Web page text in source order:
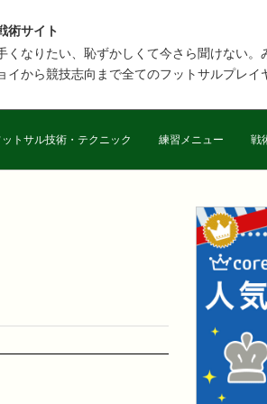
術サイト
なりたい、恥ずかしくて今さら聞けない。
から競技志向まで全てのフットサルプレイ
ットサル技術・テクニック 練習メニュー 戦